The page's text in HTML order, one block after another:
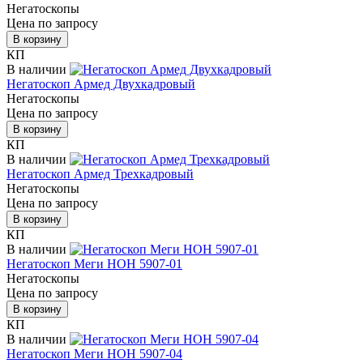
Негатоскопы
Цена по запросу
В корзину
КП
В наличии
Негатоскоп Армед Двухкадровый
Негатоскопы
Цена по запросу
В корзину
КП
В наличии
Негатоскоп Армед Трехкадровый
Негатоскопы
Цена по запросу
В корзину
КП
В наличии
Негатоскоп Меги НОН 5907-01
Негатоскопы
Цена по запросу
В корзину
КП
В наличии
Негатоскоп Меги НОН 5907-04